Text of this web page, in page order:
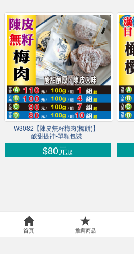
W3082【陳皮無籽梅肉(梅餅)】
酸甜提神▪單顆包裝
$80元起
首頁 推薦商品